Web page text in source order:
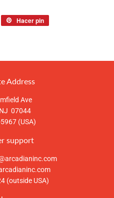
Hacer pin
Address
Ave
07044
(USA)
support
(outside USA)